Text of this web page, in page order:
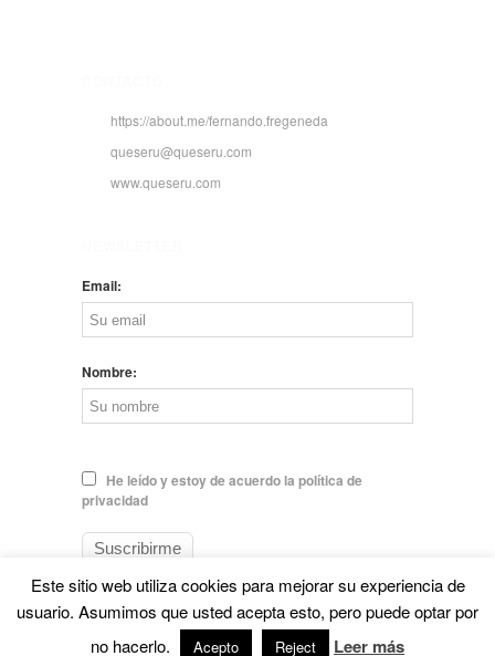
https://about.me/fernando.fregeneda
queseru@queseru.com
www.queseru.com
Email:
Nombre:
He leído y estoy de acuerdo la política de
privacidad
© EL QUESERU. Cheese Man |Aviso legal
Este sitio web utiliza cookies para mejorar su experiencia de
usuario. Asumimos que usted acepta esto, pero puede optar por
no hacerlo.
Acepto Reject Leer más